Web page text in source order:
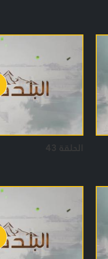
الحلقة 43